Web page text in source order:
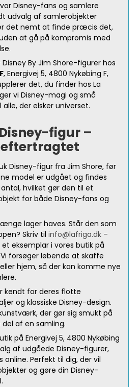
Disney-fans og samlere
udvalg af samlerobjekter
det nemt at finde præcis det,
at gå på kompromis med
By Jim Shore-figurer hos
, Energivej 5, 4800 Nykøbing F,
det, du finder hos La
vi Disney-magi og små
der elsker universet.
figur –
Disney-figur fra Jim Shore, før
model er udgået og findes
hvilket gør den til et
for både Disney-fans og
lager haves. Står den som
Skriv tilinfo@lafriga.dk –
eksemplar i vores butik på
Vi forsøger løbende at skaffe
hjem, så der kan komme nye
kendt for deres flotte
og klassiske Disney-design.
der gør sig smukt på
af en samling.
på Energivej 5, 4800 Nykøbing
af udgåede Disney-figurer,
online. Perfekt til dig, der vil
og gøre din Disney-